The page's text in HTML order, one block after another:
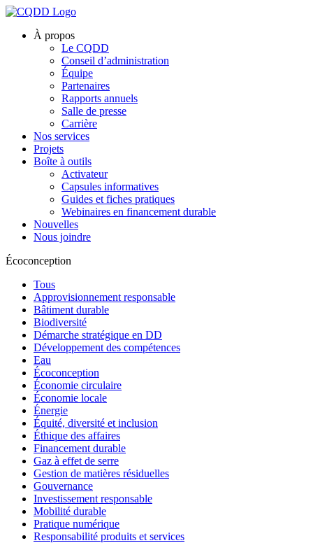
À propos
Le CQDD
Conseil d’administration
Équipe
Partenaires
Rapports annuels
Salle de presse
Carrière
Nos services
Projets
Boîte à outils
Activateur
Capsules informatives
Guides et fiches pratiques
Webinaires en financement durable
Nouvelles
Nous joindre
Écoconception
Tous
Approvisionnement responsable
Bâtiment durable
Biodiversité
Démarche stratégique en DD
Développement des compétences
Eau
Écoconception
Économie circulaire
Économie locale
Énergie
Équité, diversité et inclusion
Éthique des affaires
Financement durable
Gaz à effet de serre
Gestion de matières résiduelles
Gouvernance
Investissement responsable
Mobilité durable
Pratique numérique
Responsabilité produits et services